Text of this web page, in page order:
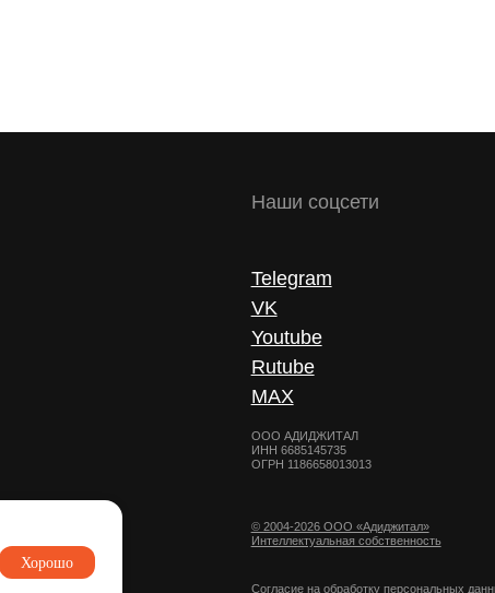
ИНН 6685145735
© 2004-2026 ООО «Адиджитал»
Интеллектуальная собственность
Rutube
Хорошо